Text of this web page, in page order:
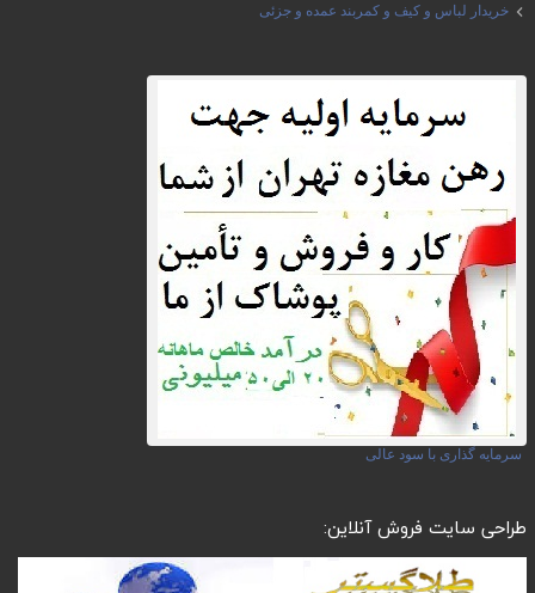
خریدار لباس و کیف و کمربند عمده و جزئی
سرمایه گذاری با سود عالی
طراحی سایت فروش آنلاین: